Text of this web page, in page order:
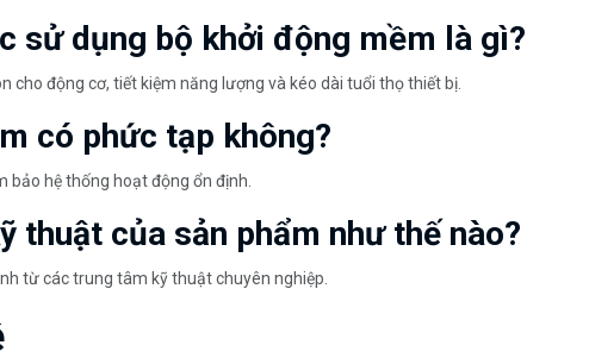
sử dụng bộ khởi động mềm là gì?
cho động cơ, tiết kiệm năng lượng và kéo dài tuổi thọ thiết bị.
có phức tạp không?
bảo hệ thống hoạt động ổn định.
thuật của sản phẩm như thế nào?
từ các trung tâm kỹ thuật chuyên nghiệp.